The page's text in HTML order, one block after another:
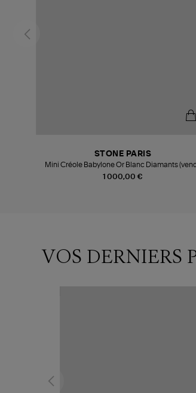
1 000,00 €
STONE PARIS
Mini Créole Babylone Or Blanc Diamants
à l'unité)
VOS DERNIERS